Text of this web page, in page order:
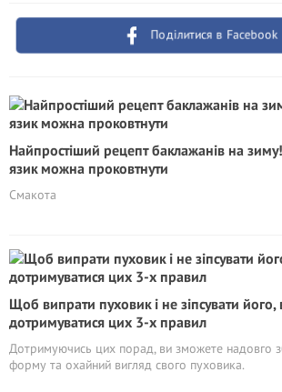
Поділитися в Facebook
Найпростіший рецепт баклажанів на
язик можна проковтнути
Смакота
Щоб випрати пуховик і не зіпсувати його,
дотримуватися цих 3-х правил
Дотримуючись цих порад, ви зможете надовго
форму та охайний вигляд свого пуховика.